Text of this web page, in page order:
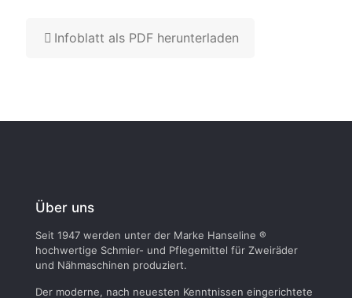
Infoblatt als PDF herunterladen
Über uns
Seit 1947 werden unter der Marke Hanseline ®
hochwertige Schmier- und Pflegemittel für Zweiräder
und Nähmaschinen produziert.
Der moderne, nach neuesten Kenntnissen eingerichtete